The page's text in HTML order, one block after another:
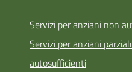
Servizi per anziani non
Servizi per anziani
autosufficienti